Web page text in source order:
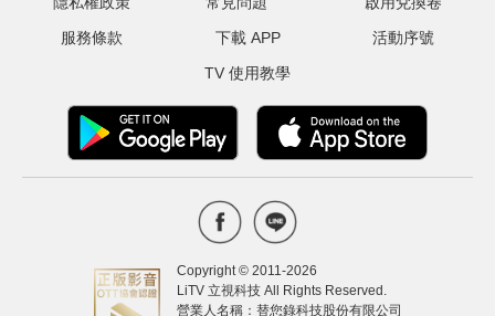
服務條款
下載 APP
TV 使用教學
活動序號
Copyright © 2011-2026
LiTV 立視科技 All Rights Reserved.
營業人名稱：替您錄科技股份有限公司